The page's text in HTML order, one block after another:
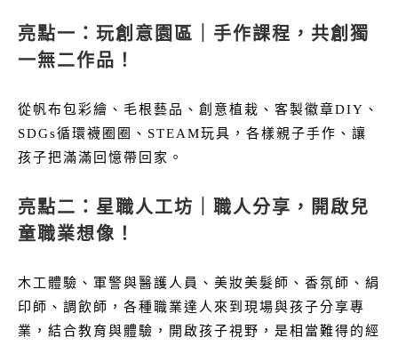
亮點一：玩創意園區｜手作課程，共創獨
一無二作品！
從帆布包彩繪、毛根藝品、創意植栽、客製徽章DIY、
SDGs循環襪圈圈、STEAM玩具，各樣親子手作、讓
孩子把滿滿回憶帶回家。
亮點二：星職人工坊｜職人分享，開啟兒
童職業想像！
木工體驗、軍警與醫護人員、美妝美髮師、香氛師、絹
印師、調飲師，各種職業達人來到現場與孩子分享專
業，結合教育與體驗，開啟孩子視野，是相當難得的經